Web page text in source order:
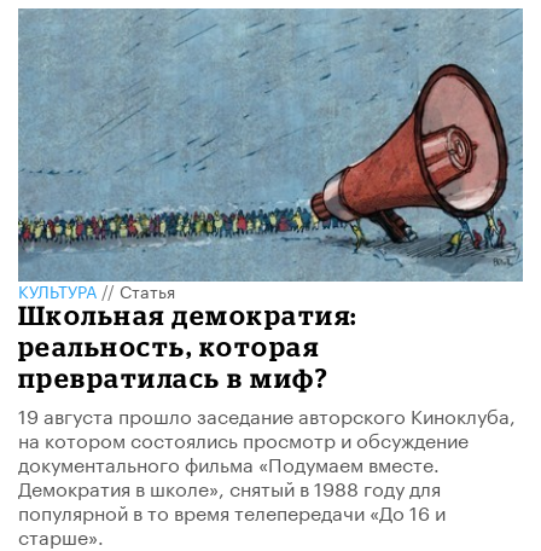
КУЛЬТУРА//Статья
Школьная демократия:
реальность, которая
превратилась в миф?
19 августа прошло заседание авторского Киноклуба,
на котором состоялись просмотр и обсуждение
документального фильма «Подумаем вместе.
Демократия в школе», снятый в 1988 году для
популярной в то время телепередачи «До 16 и
старше».